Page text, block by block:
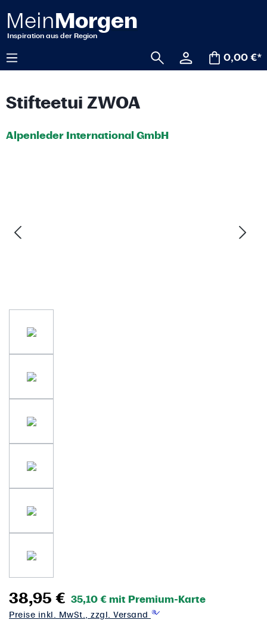
springen
0,00 €*
Stifteetui ZWOA
Alpenleder International GmbH
38,95 € 35,10 € mit Premium-Karte
Preise inkl. MwSt., zzgl. Versand